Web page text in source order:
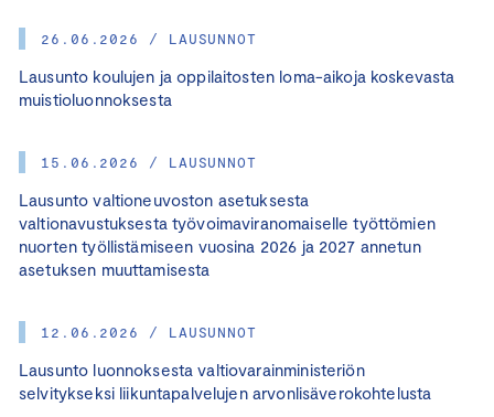
26.06.2026 / LAUSUNNOT
Lausunto koulujen ja oppilaitosten loma-aikoja koskevasta
muistioluonnoksesta
15.06.2026 / LAUSUNNOT
Lausunto valtioneuvoston asetuksesta
valtionavustuksesta työvoimaviranomaiselle työttömien
nuorten työllistämiseen vuosina 2026 ja 2027 annetun
asetuksen muuttamisesta
12.06.2026 / LAUSUNNOT
Lausunto luonnoksesta valtiovarainministeriön
selvitykseksi liikuntapalvelujen arvonlisäverokohtelusta